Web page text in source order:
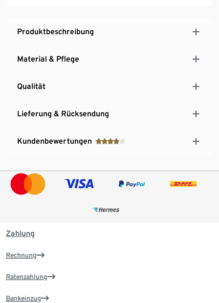
Produktbeschreibung
Material & Pflege
Qualität
Lieferung & Rücksendung
Kundenbewertungen
Zahlung
Rechnung
Ratenzahlung
Bankeinzug